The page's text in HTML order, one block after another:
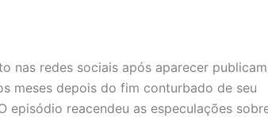
nas redes sociais após aparecer
meses depois do fim conturbado de seu
episódio reacendeu as especulações